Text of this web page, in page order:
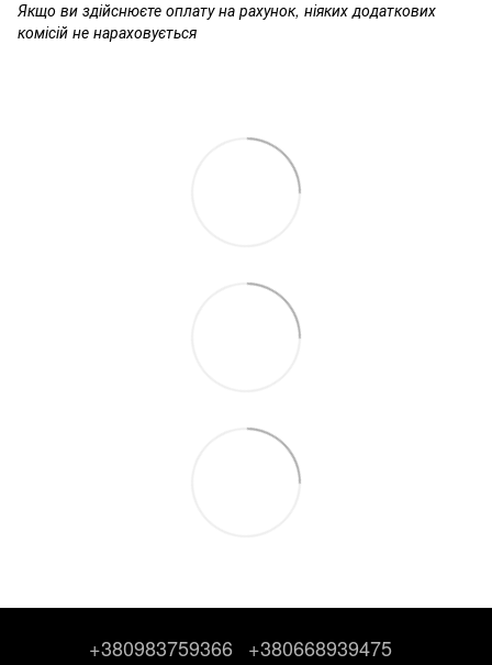
Якщо ви здійснюєте оплату на рахунок, ніяких додаткових
комісій не нараховується
+380983759366 +380668939475